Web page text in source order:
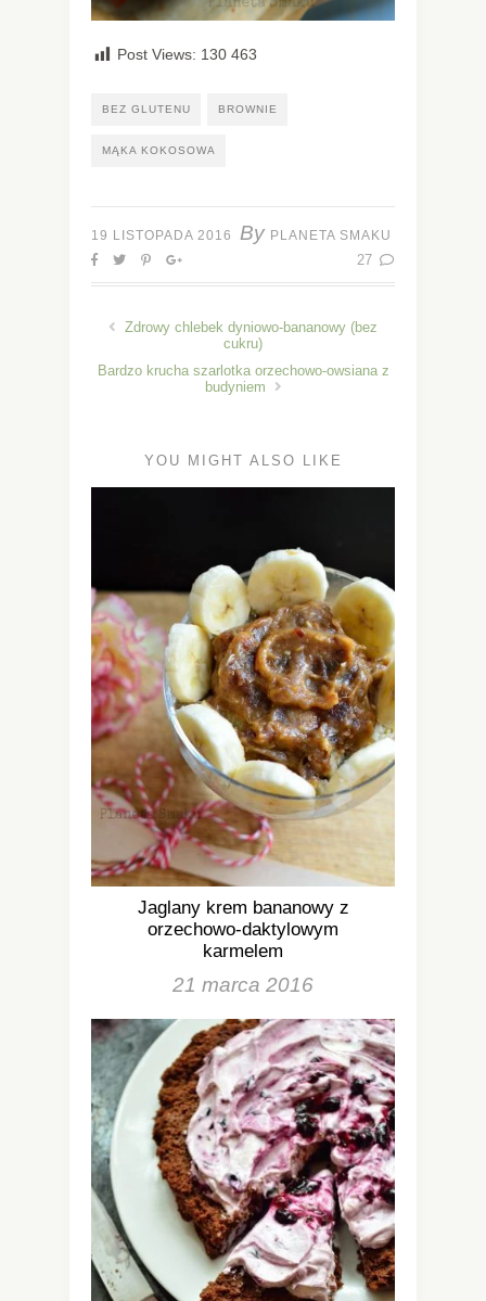
Post Views: 130 463
BEZ GLUTENU BROWNIE
MĄKA KOKOSOWA
19 LISTOPADA 2016 By PLANETA SMAKU
27
Zdrowy chlebek dyniowo-bananowy (bez
cukru)
Bardzo krucha szarlotka orzechowo-owsiana z
budyniem
YOU MIGHT ALSO LIKE
Jaglany krem bananowy z
orzechowo-daktylowym
karmelem
21 marca 2016